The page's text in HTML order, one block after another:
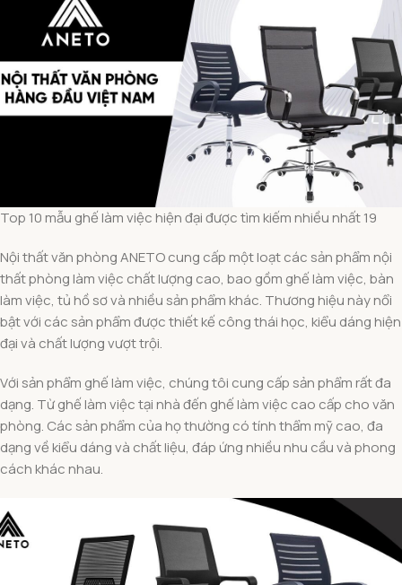
Top 10 mẫu ghế làm việc hiện đại được tìm kiếm nhiều nhất 19
Nội thất văn phòng ANETO cung cấp một loạt các sản phẩm nội
thất phòng làm việc chất lượng cao, bao gồm ghế làm việc, bàn
làm việc, tủ hồ sơ và nhiều sản phẩm khác. Thương hiệu này nổi
bật với các sản phẩm được thiết kế công thái học, kiểu dáng hiện
đại và chất lượng vượt trội.
Với sản phẩm ghế làm việc, chúng tôi cung cấp sản phẩm rất đa
dạng. Từ ghế làm việc tại nhà đến ghế làm việc cao cấp cho văn
phòng. Các sản phẩm của họ thường có tính thẩm mỹ cao, đa
dạng về kiểu dáng và chất liệu, đáp ứng nhiều nhu cầu và phong
cách khác nhau.